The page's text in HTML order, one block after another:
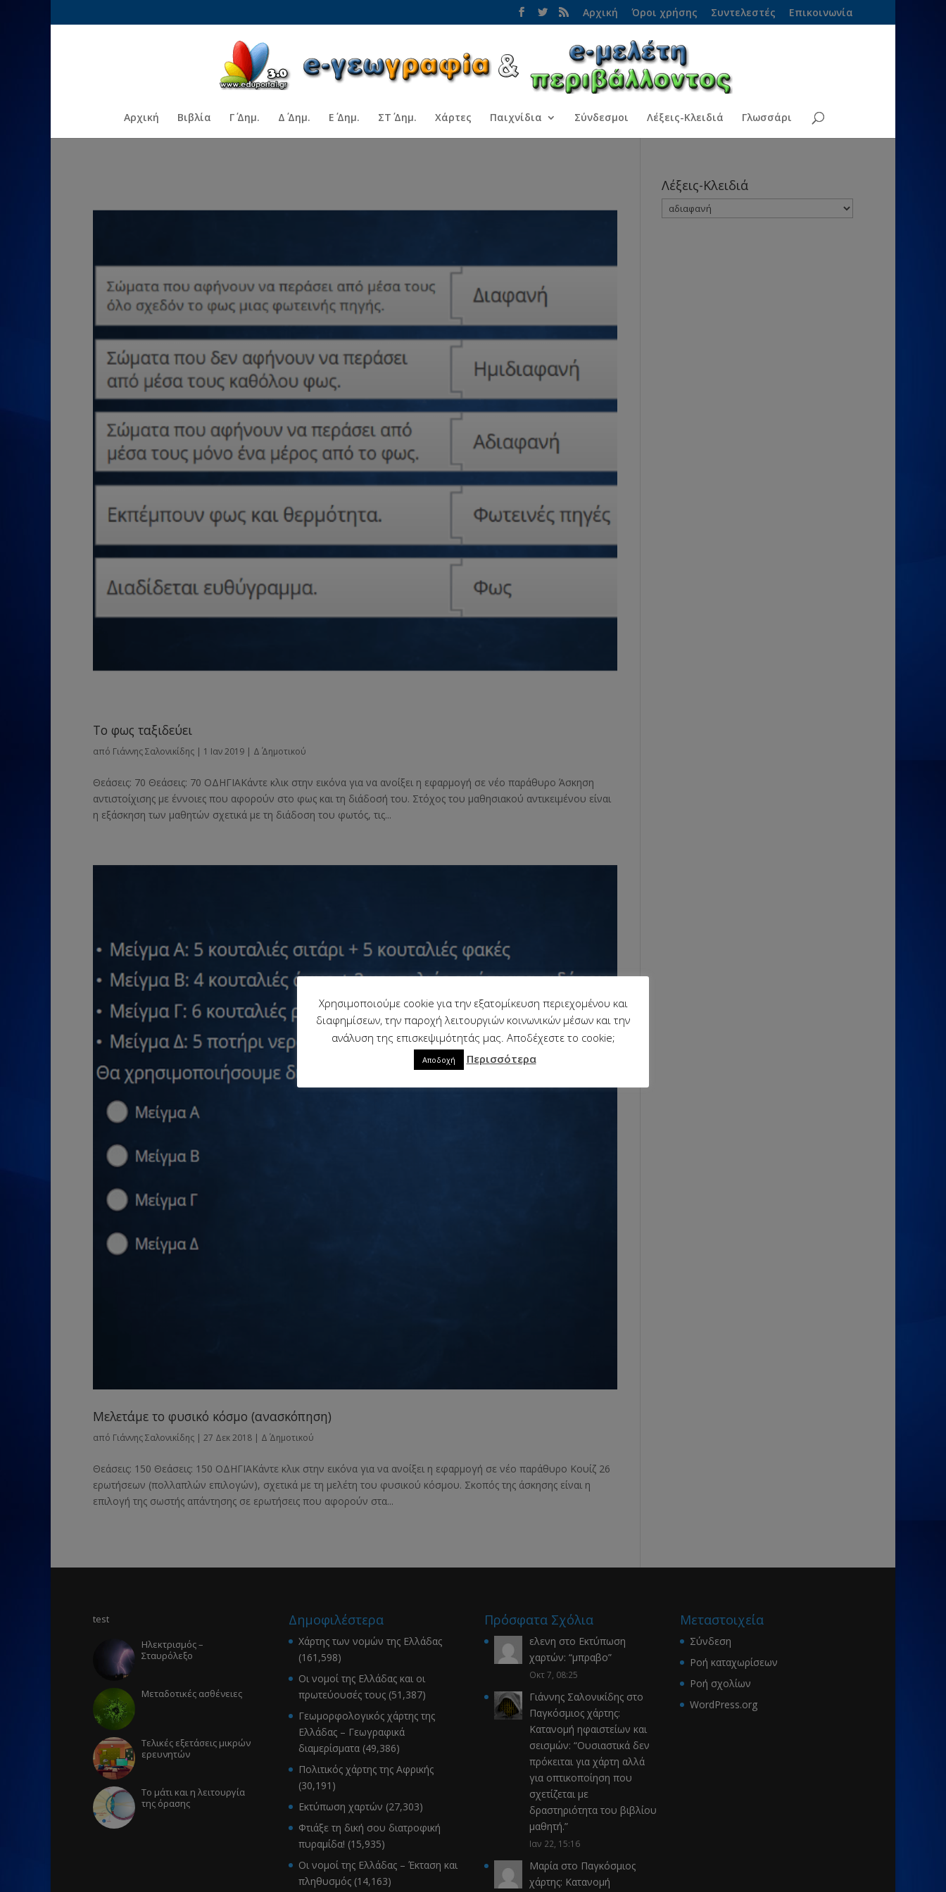
Αρχική Όροι χρήσης Συντελεστές Επικοινωνία
Αρχική Βιβλία Γ΄ Δημ. Δ΄ Δημ. Ε΄ Δημ. ΣΤ΄ Δημ. Χάρτες Παιχνίδια Σύνδεσμοι Λέξεις-Κλειδιά Γλωσσάρι
Το φως ταξιδεύει
από Γιάννης Σαλονικίδης | 1 Ιαν 2019 | Δ΄ Δημοτικού
Θεάσεις: 70 Θεάσεις: 70 ΟΔΗΓΙΑΚάντε κλικ στην εικόνα για να ανοίξει η εφαρμογή σε νέο παράθυρο Άσκηση
αντιστοίχισης με έννοιες που αφορούν στο φως και τη διάδοσή του. Στόχος του μαθησιακού αντικειμένου είναι
η εξάσκηση των μαθητών σχετικά με τη διάδοση του φωτός, τις...
Μελετάμε το φυσικό κόσμο (ανασκόπηση)
από Γιάννης Σαλονικίδης | 27 Δεκ 2018 | Δ΄ Δημοτικού
Θεάσεις: 150 Θεάσεις: 150 ΟΔΗΓΙΑΚάντε κλικ στην εικόνα για να ανοίξει η εφαρμογή σε νέο παράθυρο Κουίζ 26
ερωτήσεων (πολλαπλών επιλογών), σχετικά με τη μελέτη του φυσικού κόσμου. Σκοπός της άσκησης είναι η
επιλογή της σωστής απάντησης σε ερωτήσεις που αφορούν στα...
Λέξεις-Κλειδιά
test
Ηλεκτρισμός –
Σταυρόλεξο
Μεταδοτικές ασθένειες
Τελικές εξετάσεις μικρών
ερευνητών
Το μάτι και η λειτουργία
της όρασης
Δημοφιλέστερα
Χάρτης των νομών της Ελλάδας
(161,598)
Οι νομοί της Ελλάδας και οι
πρωτεύουσές τους (51,387)
Γεωμορφολογικός χάρτης της
Ελλάδας – Γεωγραφικά
διαμερίσματα (49,386)
Πολιτικός χάρτης της Αφρικής
(30,191)
Εκτύπωση χαρτών (27,303)
Φτιάξε τη δική σου διατροφική
πυραμίδα! (15,935)
Οι νομοί της Ελλάδας – Έκταση και
πληθυσμός (14,163)
Πρόσφατα Σχόλια
ελενη στο Εκτύπωση
χαρτών: “μπραβο”
Οκτ 7, 08:25
Γιάννης Σαλονικίδης στο
Παγκόσμιος χάρτης:
Κατανομή ηφαιστείων και
σεισμών: “Ουσιαστικά δεν
πρόκειται για χάρτη αλλά
για οπτικοποίηση που
σχετίζεται με
δραστηριότητα του βιβλίου
μαθητή.”
Ιαν 22, 15:16
Μαρία στο Παγκόσμιος
χάρτης: Κατανομή
Μεταστοιχεία
Σύνδεση
Ροή καταχωρίσεων
Ροή σχολίων
WordPress.org
Χρησιμοποιούμε cookie για την εξατομίκευση περιεχομένου και
διαφημίσεων, την παροχή λειτουργιών κοινωνικών μέσων και την
ανάλυση της επισκεψιμότητάς μας. Αποδέχεστε το cookie;
Αποδοχή Περισσότερα